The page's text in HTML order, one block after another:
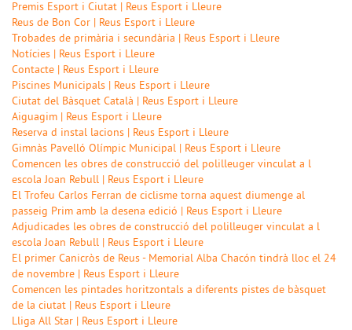
Premis Esport i Ciutat | Reus Esport i Lleure
Reus de Bon Cor | Reus Esport i Lleure
Trobades de primària i secundària | Reus Esport i Lleure
Notícies | Reus Esport i Lleure
Contacte | Reus Esport i Lleure
Piscines Municipals | Reus Esport i Lleure
Ciutat del Bàsquet Català | Reus Esport i Lleure
Aiguagim | Reus Esport i Lleure
Reserva d instal lacions | Reus Esport i Lleure
Gimnàs Pavelló Olímpic Municipal | Reus Esport i Lleure
Comencen les obres de construcció del polilleuger vinculat a l
escola Joan Rebull | Reus Esport i Lleure
El Trofeu Carlos Ferran de ciclisme torna aquest diumenge al
passeig Prim amb la desena edició | Reus Esport i Lleure
Adjudicades les obres de construcció del polilleuger vinculat a l
escola Joan Rebull | Reus Esport i Lleure
El primer Canicròs de Reus - Memorial Alba Chacón tindrà lloc el 24
de novembre | Reus Esport i Lleure
Comencen les pintades horitzontals a diferents pistes de bàsquet
de la ciutat | Reus Esport i Lleure
Lliga All Star | Reus Esport i Lleure